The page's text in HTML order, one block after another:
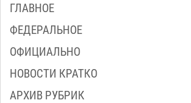
ГЛАВНОЕ
ФЕДЕРАЛЬНОЕ
ОФИЦИАЛЬНО
НОВОСТИ КРАТКО
АРХИВ РУБРИК